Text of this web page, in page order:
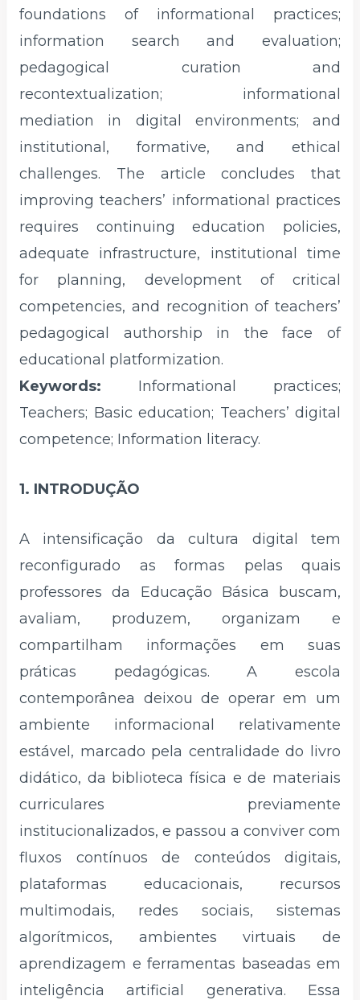
foundations of informational practices;
information search and evaluation;
pedagogical curation and
recontextualization; informational
mediation in digital environments; and
institutional, formative, and ethical
challenges. The article concludes that
improving teachers’ informational practices
requires continuing education policies,
adequate infrastructure, institutional time
for planning, development of critical
competencies, and recognition of teachers’
pedagogical authorship in the face of
educational platformization.
Keywords: Informational practices;
Teachers; Basic education; Teachers’ digital
competence; Information literacy.
1. INTRODUÇÃO
A intensificação da cultura digital tem
reconfigurado as formas pelas quais
professores da Educação Básica buscam,
avaliam, produzem, organizam e
compartilham informações em suas
práticas pedagógicas. A escola
contemporânea deixou de operar em um
ambiente informacional relativamente
estável, marcado pela centralidade do livro
didático, da biblioteca física e de materiais
curriculares previamente
institucionalizados, e passou a conviver com
fluxos contínuos de conteúdos digitais,
plataformas educacionais, recursos
multimodais, redes sociais, sistemas
algorítmicos, ambientes virtuais de
aprendizagem e ferramentas baseadas em
inteligência artificial generativa. Essa